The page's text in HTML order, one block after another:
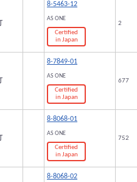
8-5463-12
AS ONE
Certified
in Japan
2
8-7849-01
AS ONE
Certified
in Japan
677
8-8068-01
AS ONE
Certified
in Japan
752
8-8068-02